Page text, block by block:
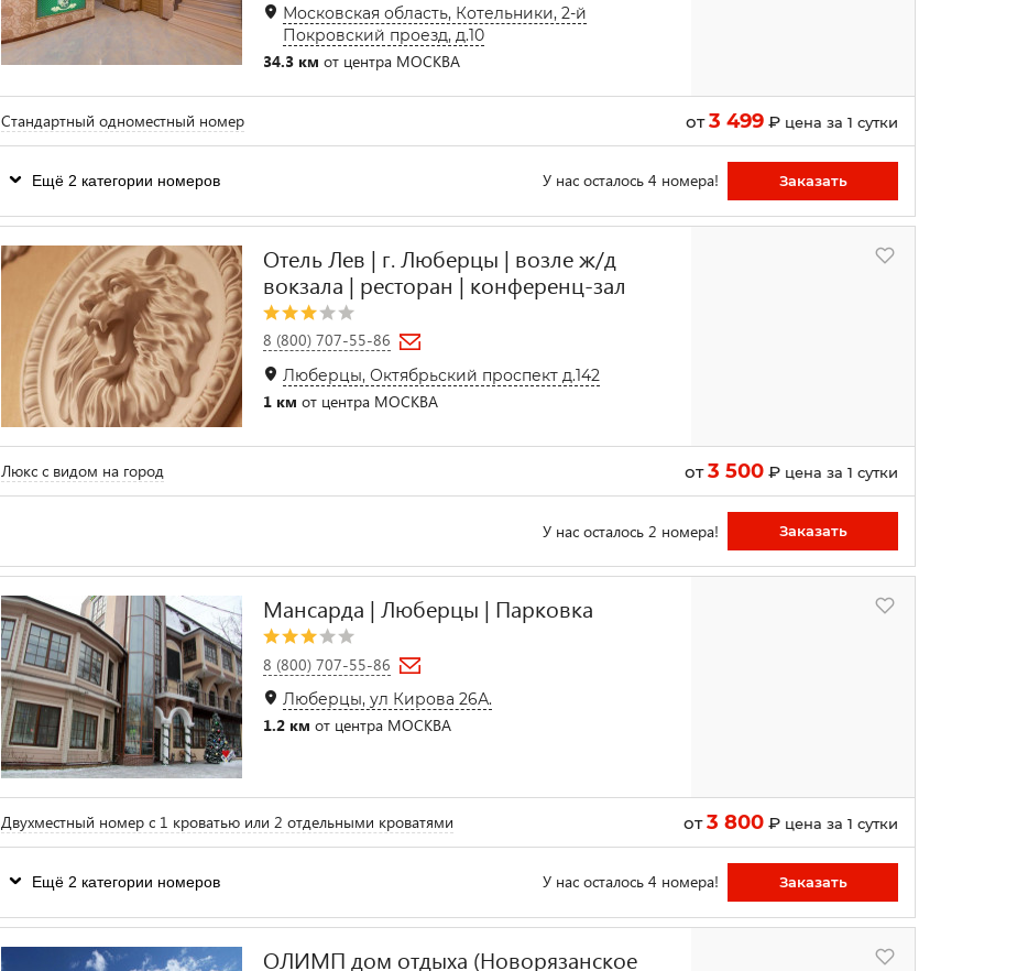
Московская область, Котельники, 2-й
Покровский проезд, д.10
34.3 км от центра МОСКВА
Стандартный одноместный номер от3 499₽ цена за 1 сутки
Ещё 2 категории номеров У нас осталось 4 номера! Заказать
Отель Лев | г. Люберцы | возле ж/д
вокзала | ресторан | конференц-зал
8 (800) 707-55-86
Люберцы, Октябрьский проспект д.142
1 км от центра МОСКВА
Люкс с видом на город от3 500₽ цена за 1 сутки
У нас осталось 2 номера! Заказать
Мансарда | Люберцы | Парковка
8 (800) 707-55-86
Люберцы, ул Кирова 26А.
1.2 км от центра МОСКВА
Двухместный номер с 1 кроватью или 2 отдельными кроватями от3 800₽ цена за 1 сутки
Ещё 2 категории номеров У нас осталось 4 номера! Заказать
ОЛИМП дом отдыха (Новорязанское